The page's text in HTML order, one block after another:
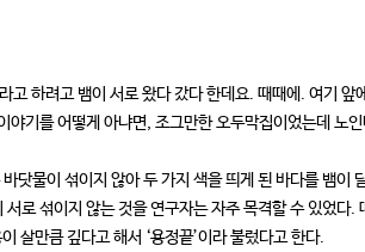
하려고 뱀이 서로 왔다 갔다 한데요. 때때에. 여기 앞
기를 어떻게 아냐면, 조그만한 오두막집이었는데 노
닷물이 섞이지 않아 두 가지 색을 띄게 된 바다를 뱀이
로 섞이지 않는 것을 연구자는 자주 목격할 수 있었다.
살만큼 깊다고 해서 ‘용정끝’이라 불렀다고 한다.